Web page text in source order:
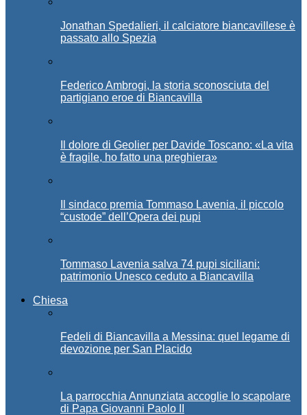
Jonathan Spedalieri, il calciatore biancavillese è
passato allo Spezia
Federico Ambrogi, la storia sconosciuta del
partigiano eroe di Biancavilla
Il dolore di Geolier per Davide Toscano: «La vita
è fragile, ho fatto una preghiera»
Il sindaco premia Tommaso Lavenia, il piccolo
“custode” dell’Opera dei pupi
Tommaso Lavenia salva 74 pupi siciliani:
patrimonio Unesco ceduto a Biancavilla
Chiesa
Fedeli di Biancavilla a Messina: quel legame di
devozione per San Placido
La parrocchia Annunziata accoglie lo scapolare
di Papa Giovanni Paolo II